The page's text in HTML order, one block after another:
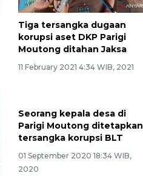
Tiga tersangka dugaan
korupsi aset DKP Parigi
Moutong ditahan Jaksa
11 February 2021 4:34 WIB, 2021
Seorang kepala desa di
Parigi Moutong ditetapkan
tersangka korupsi BLT
01 September 2020 18:34 WIB,
2020